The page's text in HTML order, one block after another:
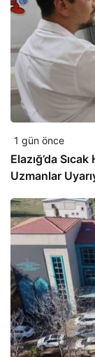
1 gün önce
Elazığ’da
Uzmanlar